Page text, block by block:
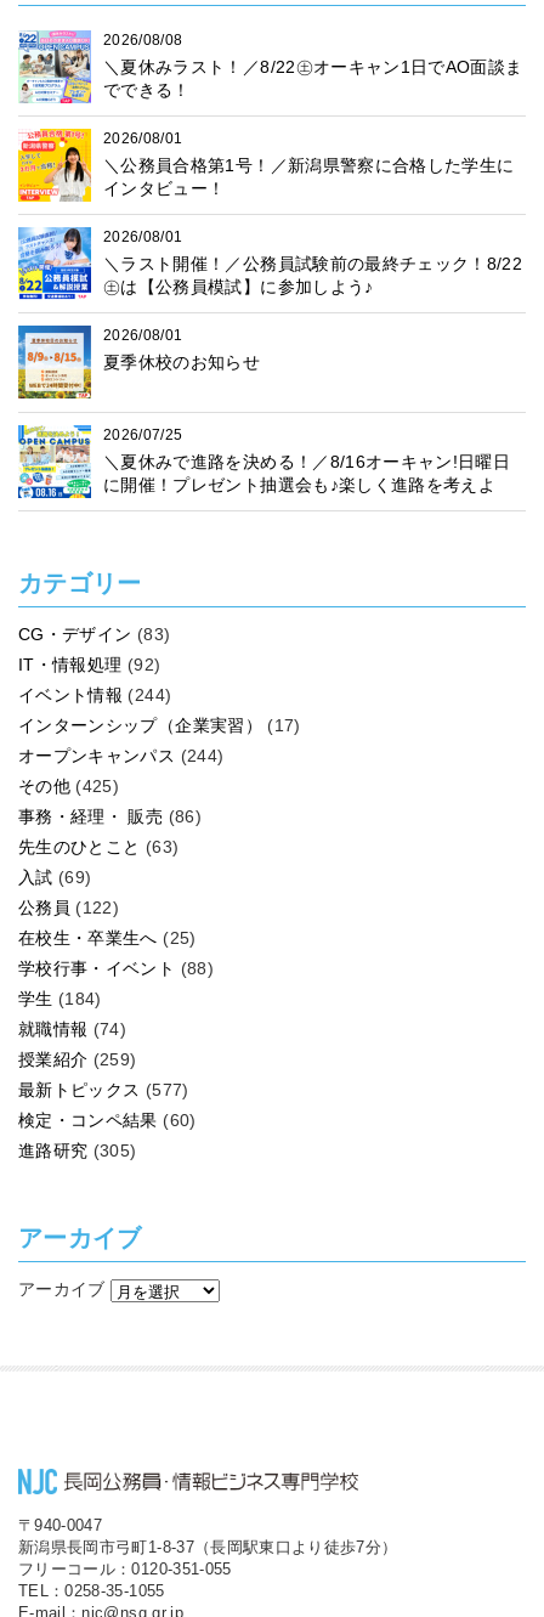
2026/08/08
＼夏休みラスト！／8/22㊏オーキャン1日でAO面談ま
でできる！
2026/08/01
＼公務員合格第1号！／新潟県警察に合格した学生に
インタビュー！
2026/08/01
＼ラスト開催！／公務員試験前の最終チェック！8/22
㊏は【公務員模試】に参加しよう♪
2026/08/01
夏季休校のお知らせ
2026/07/25
＼夏休みで進路を決める！／8/16オーキャン!日曜日
に開催！プレゼント抽選会も♪楽しく進路を考えよ
う！
カテゴリー
CG・デザイン (83)
IT・情報処理 (92)
イベント情報 (244)
インターンシップ（企業実習）
(17)
オープンキャンパス (244)
その他 (425)
事務・経理・ 販売 (86)
先生のひとこと (63)
入試 (69)
公務員 (122)
在校生・卒業生へ (25)
学校行事・イベント (88)
学生 (184)
就職情報 (74)
授業紹介 (259)
最新トピックス (577)
検定・コンペ結果 (60)
進路研究 (305)
アーカイブ
アーカイブ
〒940-0047
新潟県長岡市弓町1-8-37（長岡駅東口より徒歩7分）
フリーコール：0120-351-055
TEL：0258-35-1055
E-mail：njc@nsg.gr.jp